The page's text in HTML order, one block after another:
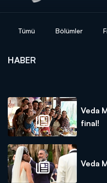
Tümü Bölümler
HABER
Veda
final!
Veda